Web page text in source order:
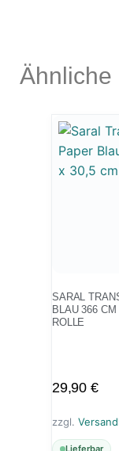
Ähnliche
SARAL
BLAU 366
ROLLE
29,90 €
zzgl.
Lieferbar